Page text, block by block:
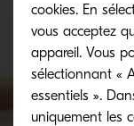
Parlons-
humains
cookies. En
vous acceptez
appareil. Vous
sélectionnant «
essentiels ».
uniquement les